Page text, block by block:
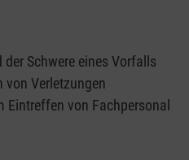
Schwere eines Vorfalls
von Verletzungen
Eintreffen von Fachpersonal